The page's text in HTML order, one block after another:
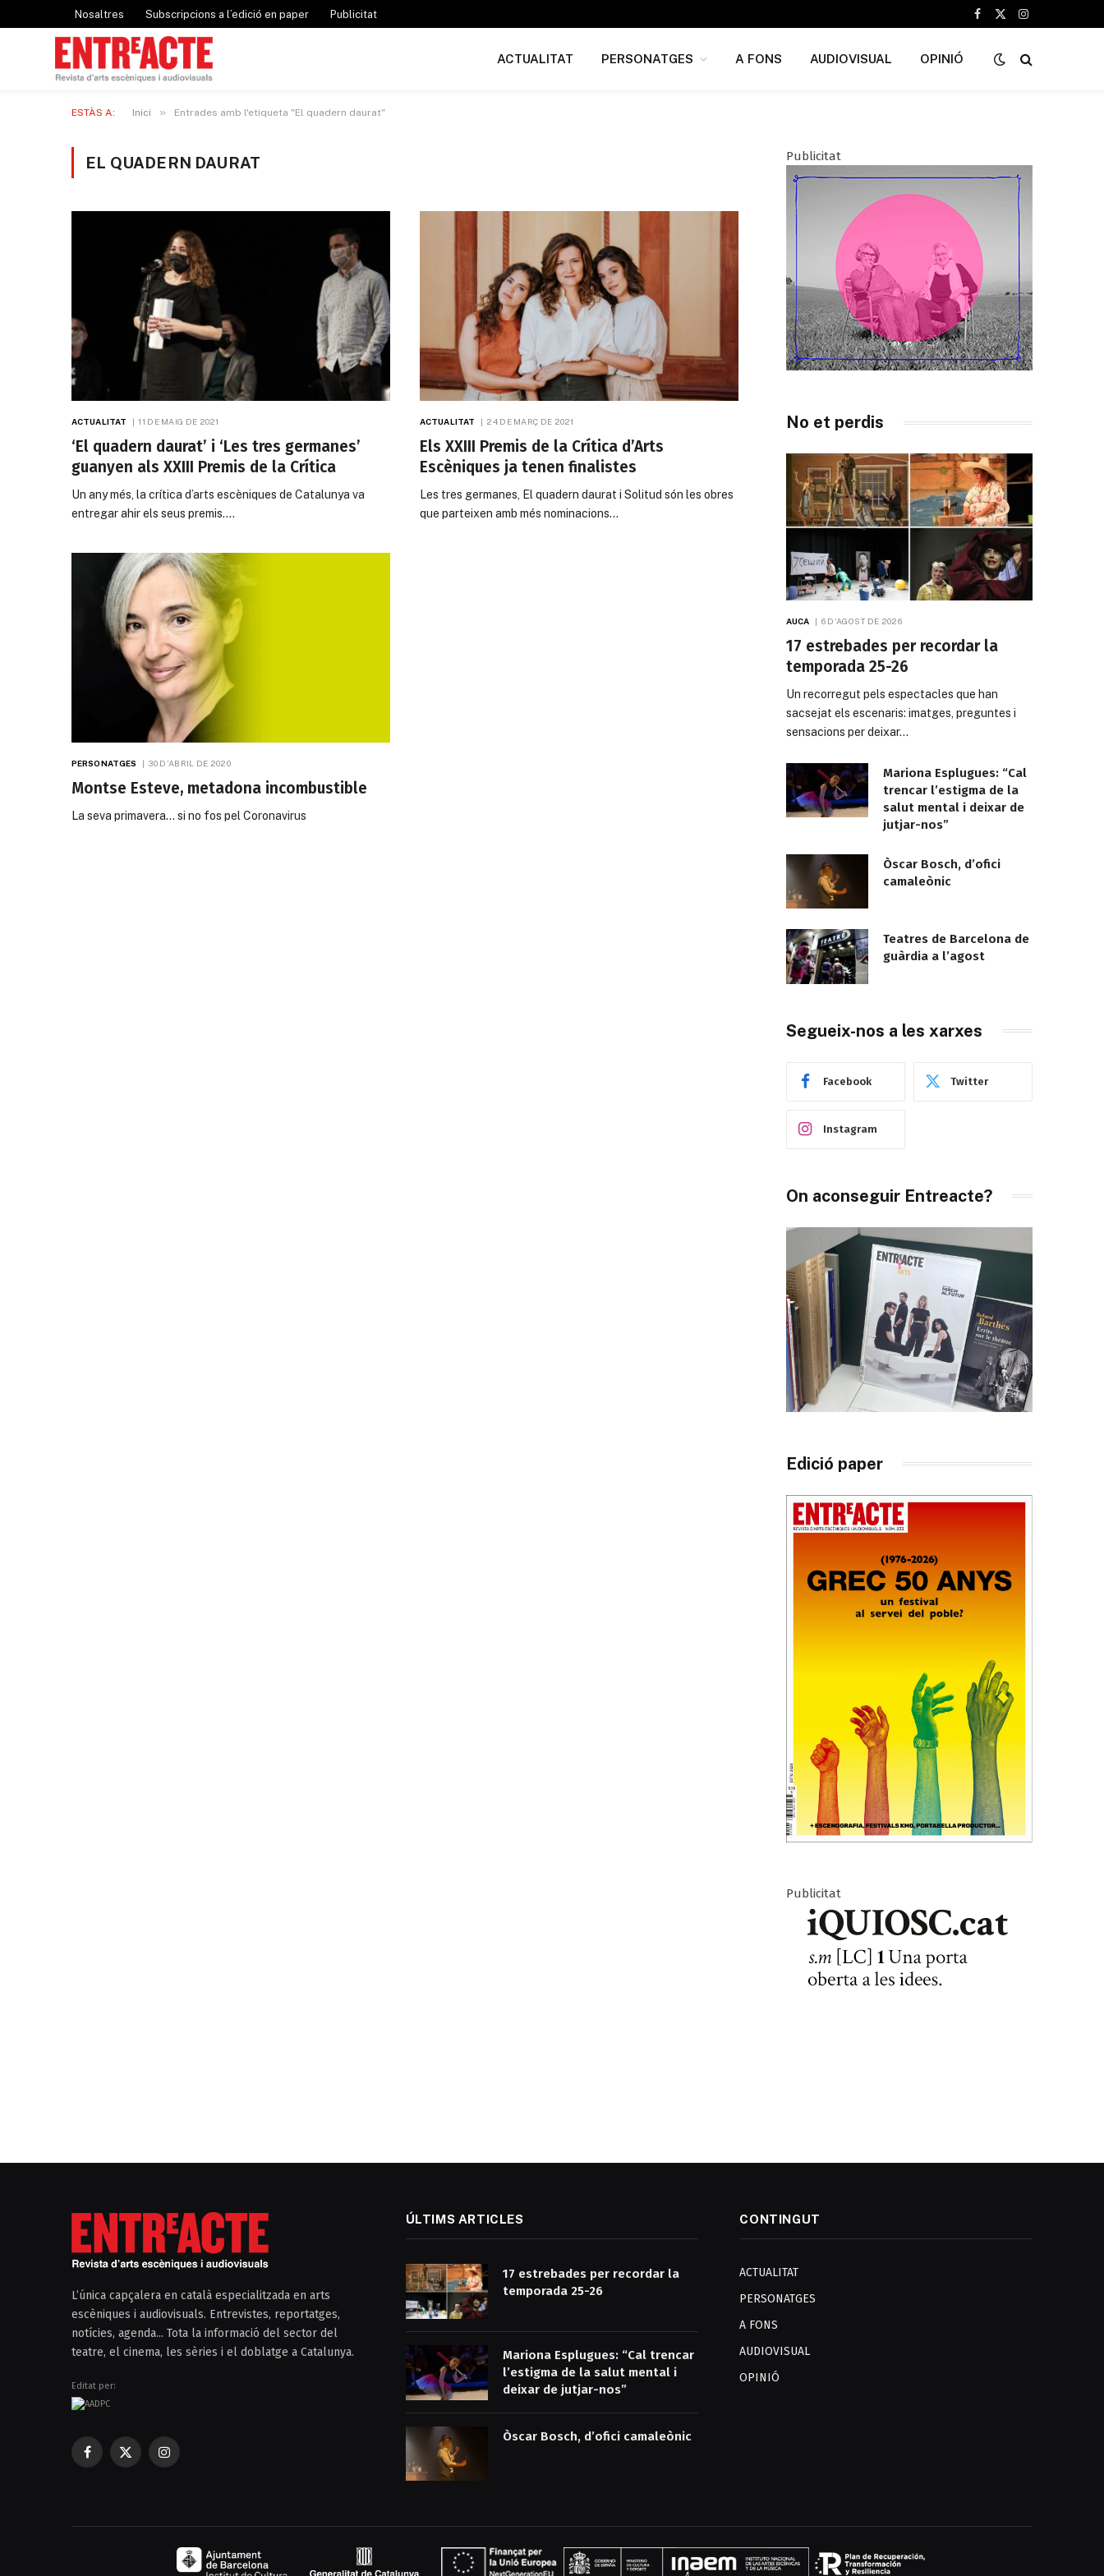
Nosaltres Subscripcions a l’edició en paper Publicitat
Facebook
X
Instagram
ACTUALITAT PERSONATGES A FONS AUDIOVISUAL OPINIÓ
ESTÀS A: Inici » Entrades amb l'etiqueta "El quadern daurat"
EL QUADERN DAURAT
ACTUALITAT 11 DE MAIG DE 2021
‘El quadern daurat’ i ‘Les tres germanes’
guanyen als XXIII Premis de la Crítica
Un any més, la crítica d’arts escèniques de Catalunya va
entregar ahir els seus premis.…
ACTUALITAT 24 DE MARÇ DE 2021
Els XXIII Premis de la Crítica d’Arts
Escèniques ja tenen finalistes
Les tres germanes, El quadern daurat i Solitud són les obres
que parteixen amb més nominacions…
PERSONATGES 30 D'ABRIL DE 2020
Montse Esteve, metadona incombustible
La seva primavera… si no fos pel Coronavirus
Publicitat
No et perdis
AUCA 6 D'AGOST DE 2026
17 estrebades per recordar la
temporada 25-26
Un recorregut pels espectacles que han
sacsejat els escenaris: imatges, preguntes i
sensacions per deixar…
Mariona Esplugues: “Cal
trencar l’estigma de la
salut mental i deixar de
jutjar-nos”
Òscar Bosch, d’ofici
camaleònic
Teatres de Barcelona de
guàrdia a l’agost
Segueix-nos a les xarxes
Facebook Twitter
Instagram
On aconseguir Entreacte?
Edició paper
Publicitat
L’única capçalera en català especialitzada en arts
escèniques i audiovisuals. Entrevistes, reportatges,
notícies, agenda... Tota la informació del sector del
teatre, el cinema, les sèries i el doblatge a Catalunya.
Editat per:
Facebook
X
Instagram
ÚLTIMS ARTICLES
17 estrebades per recordar la
temporada 25-26
Mariona Esplugues: “Cal trencar
l’estigma de la salut mental i
deixar de jutjar-nos”
Òscar Bosch, d’ofici camaleònic
CONTINGUT
ACTUALITAT
PERSONATGES
A FONS
AUDIOVISUAL
OPINIÓ